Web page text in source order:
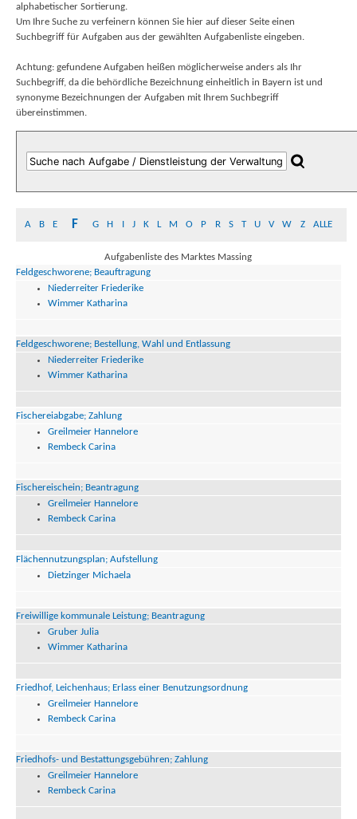
alphabetischer Sortierung.
Um Ihre Suche zu verfeinern können Sie hier auf dieser Seite einen
Suchbegriff für Aufgaben aus der gewählten Aufgabenliste eingeben.
Achtung: gefundene Aufgaben heißen möglicherweise anders als Ihr
Suchbegriff, da die behördliche Bezeichnung einheitlich in Bayern ist und
synonyme Bezeichnungen der Aufgaben mit Ihrem Suchbegriff
übereinstimmen.
A B E F G H J K L M O P R S T U V W Z ALLE
Aufgabenliste des Marktes Massing
Feldgeschworene; Beauftragung
Niederreiter Friederike
Wimmer Katharina
Feldgeschworene; Bestellung, Wahl und Entlassung
Niederreiter Friederike
Wimmer Katharina
Fischereiabgabe; Zahlung
Greilmeier Hannelore
Rembeck Carina
Fischereischein; Beantragung
Greilmeier Hannelore
Rembeck Carina
Flächennutzungsplan; Aufstellung
Dietzinger Michaela
Freiwillige kommunale Leistung; Beantragung
Gruber Julia
Wimmer Katharina
Friedhof, Leichenhaus; Erlass einer Benutzungsordnung
Greilmeier Hannelore
Rembeck Carina
Friedhofs- und Bestattungsgebühren; Zahlung
Greilmeier Hannelore
Rembeck Carina